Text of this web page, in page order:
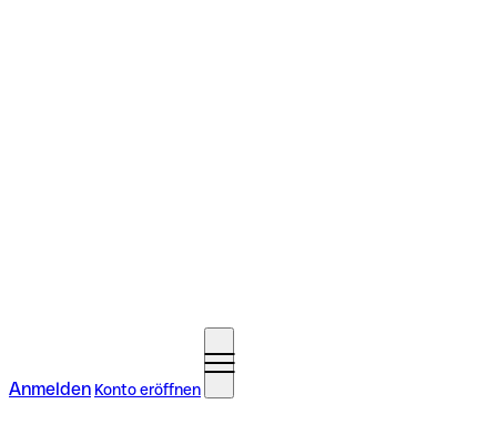
Anmelden Konto eröffnen